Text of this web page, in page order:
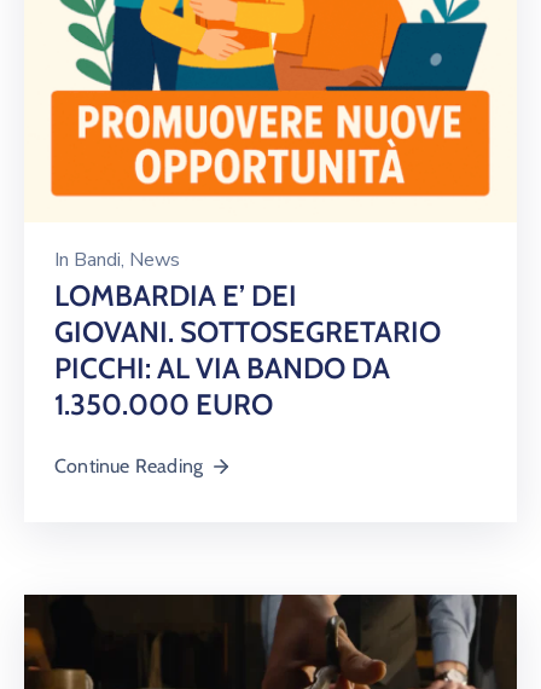
In Bandi‚ News
LOMBARDIA E’ DEI
GIOVANI. SOTTOSEGRETARIO
PICCHI: AL VIA BANDO DA
1.350.000 EURO
Continue Reading